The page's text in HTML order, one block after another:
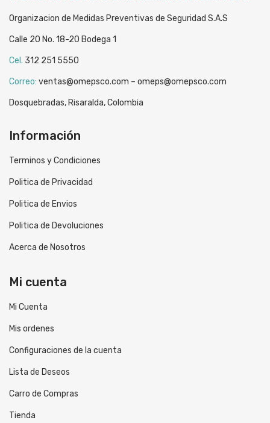
Organizacion de Medidas Preventivas de Seguridad S.A.S
Calle 20 No. 18-20 Bodega 1
Cel. 312 251 5550
Correo: ventas@omepsco.com – omeps@omepsco.com
Dosquebradas, Risaralda, Colombia
Información
Terminos y Condiciones
Politica de Privacidad
Politica de Envios
Politica de Devoluciones
Acerca de Nosotros
Mi cuenta
Mi Cuenta
Mis ordenes
Configuraciones de la cuenta
Lista de Deseos
Carro de Compras
Tienda